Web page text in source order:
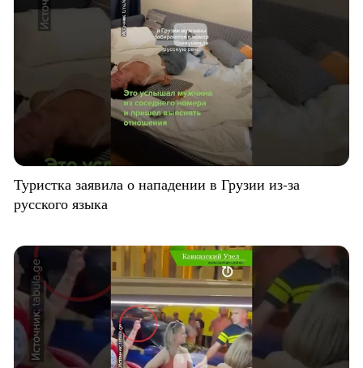
Туристка заявила о нападении в Грузии из-за
русского языка